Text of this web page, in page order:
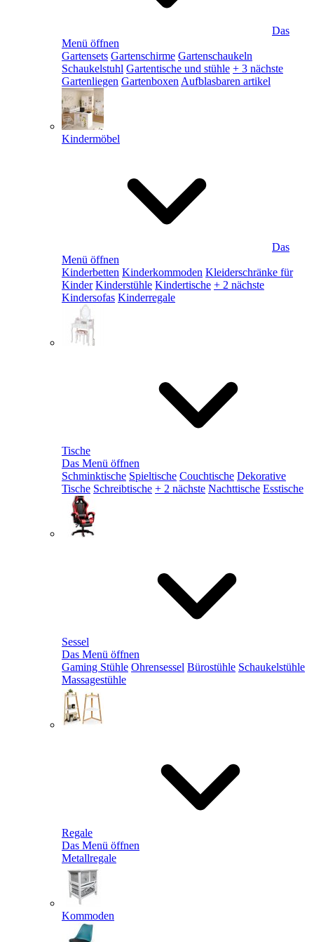
Das
Menü öffnen
Gartensets Gartenschirme Gartenschaukeln
Schaukelstuhl Gartentische und stühle + 3 nächste
Gartenliegen Gartenboxen Aufblasbaren artikel
Kindermöbel
Das
Menü öffnen
Kinderbetten Kinderkommoden Kleiderschränke für
Kinder Kinderstühle Kindertische + 2 nächste
Kindersofas Kinderregale
Tische
Das Menü öffnen
Schminktische Spieltische Couchtische Dekorative
Tische Schreibtische + 2 nächste Nachttische Esstische
Sessel
Das Menü öffnen
Gaming Stühle Ohrensessel Bürostühle Schaukelstühle
Massagestühle
Regale
Das Menü öffnen
Metallregale
Kommoden